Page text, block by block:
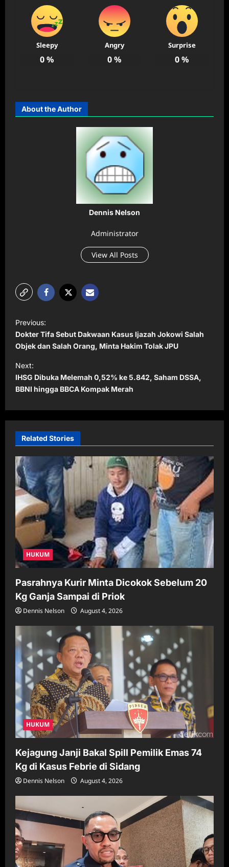
Sleepy
0%
Angry
0%
Surprise
0%
About the Author
Dennis Nelson
Administrator
View All Posts
o
s
t
n
a
v
g
a
t
i
o
n
Previous:
Dokter Tifa Sebut Dakwaan Kasus Ijazah Jokowi Salah
Objek dan Salah Orang, Minta Hakim Tolak JPU
Next:
IHSG Dibuka Melemah 0,52% ke 5.842, Saham DSSA,
BBNI hingga BBCA Kompak Merah
Related Stories
HUKUM
Pasrahnya Kurir Minta Dicokok Sebelum 20
Kg Ganja Sampai di Priok
Dennis Nelson August 4, 2026
HUKUM
Kejagung Janji Bakal Spill Pemilik Emas 74
Kg di Kasus Febrie di Sidang
Dennis Nelson August 4, 2026